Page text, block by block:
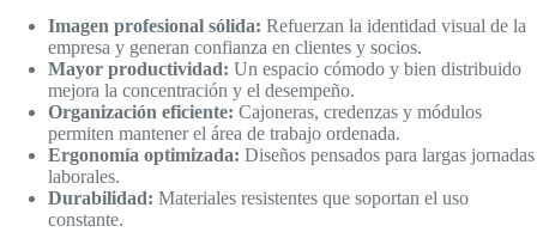
Imagen profesional sólida: Refuerzan la identidad visual de la
empresa y generan confianza en clientes y socios.
Mayor productividad: Un espacio cómodo y bien distribuido
mejora la concentración y el desempeño.
Organización eficiente: Cajoneras, credenzas y módulos
permiten mantener el área de trabajo ordenada.
Ergonomía optimizada: Diseños pensados para largas jornadas
laborales.
Durabilidad: Materiales resistentes que soportan el uso
constante.